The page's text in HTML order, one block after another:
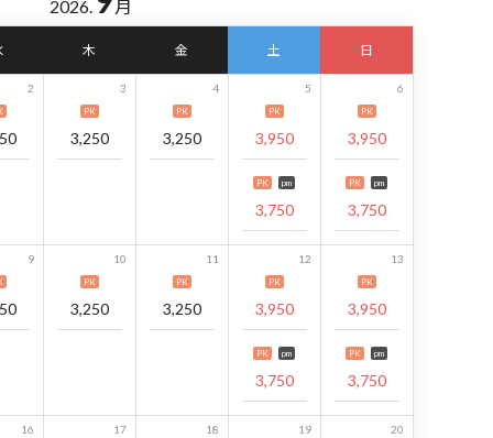
2026. 月
木 金 土 日
2 3
PK
3,250
4
PK
3,250
5
PK
3,950
PK pm
3,750
6
PK
3,950
PK pm
3,750
9 10
PK
3,250
11
PK
3,250
12
PK
3,950
PK pm
3,750
13
PK
3,950
PK pm
3,750
16 17 18 19 20